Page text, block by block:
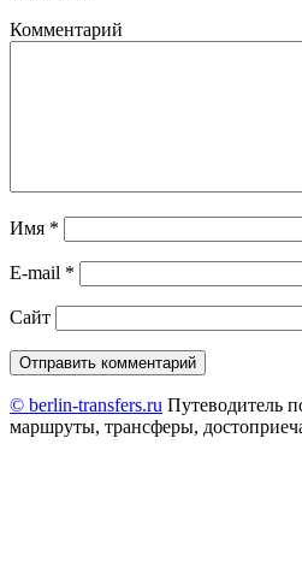
Комментарий
Имя *
E-mail *
Сайт
© berlin-transfers.ru Путеводитель
маршруты, трансферы,